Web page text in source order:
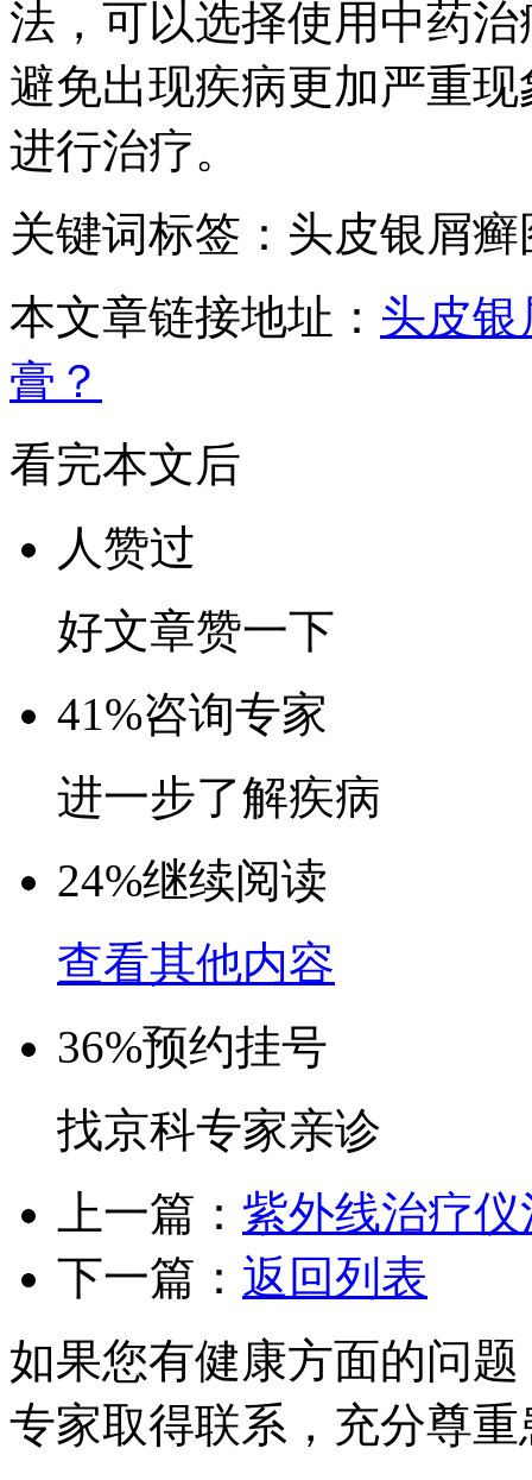
法，可以选择使用中药
避免出现疾病更加严重
进行治疗。
关键词标签：头皮银屑
本文章链接地址： 头皮
膏？
看完本文后
人赞过
好文章赞一下
41%咨询专家
进一步了解疾病
24%继续阅读
查看其他内容
36%预约挂号
找京科专家亲诊
上一篇： 紫外线治疗
下一篇： 返回列表
如果您有健康方面的问
专家取得联系，充分尊